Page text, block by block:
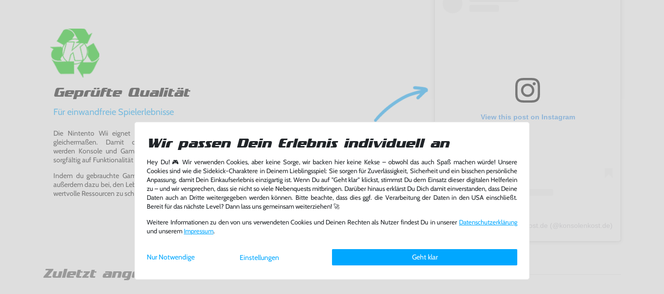
Geprüfte Qualität
Für einwandfreie Spielerlebnisse
Die Nintento Wii eignet sich perfekt für Retro-Gaming-Fans und neue Entdecker
gleichermaßen. Damit du ein einwandfreies Spielerlebnis genießen kannst,
werden Konsole und Game in unserer Reparatur-Werkstatt von unseren Fachkräften
sorgfältig auf Funktionalität getestet, gereinigt und bei Bedarf repariert.
Indem du gebrauchte Games und Konsolen bei uns kaufst oder verkaufst, trägst du
außerdem dazu bei, den Lebenszyklus von Konsolen und Games zu verlängern und damit
wertvolle Ressourcen zu schonen und Abfall zu vermeiden.
View this post on Instagram
A post shared by konsolenkost.de (@konsolenkost.de)
Zuletzt angesehen
Wir passen Dein Erlebnis individuell an
Hey Du! 🎮 Wir verwenden Cookies, aber keine Sorge, wir backen hier keine Kekse – obwohl das auch Spaß machen würde! Unsere
Cookies sind wie die Sidekick-Charaktere in Deinem Lieblingsspiel: Sie sorgen für Zuverlässigkeit, Sicherheit und ein bisschen persönliche
Anpassung, damit Dein Einkaufserlebnis einzigartig ist. Wenn Du auf "Geht klar" klickst, stimmst Du dem Einsatz dieser digitalen Helferlein
zu – und wir versprechen, dass sie nicht so viele Nebenquests mitbringen. Darüber hinaus erklärst Du Dich damit einverstanden, dass Deine
Daten auch an Dritte weitergegeben werden können. Bitte beachte, dass dies ggf. die Verarbeitung der Daten in den USA einschließt.
Bereit für das nächste Level? Dann lass uns gemeinsam weiterziehen! 🚀
Weitere Informationen zu den von uns verwendeten Cookies und Deinen Rechten als Nutzer findest Du in unserer Daten­schutz­erklärung
und unserem Impressum.
Einstellungen Geht klar
Nur Notwendige